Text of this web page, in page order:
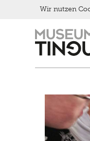
Hauptnavigation
Wir nutzen